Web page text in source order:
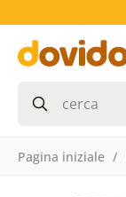
Pagina iniziale